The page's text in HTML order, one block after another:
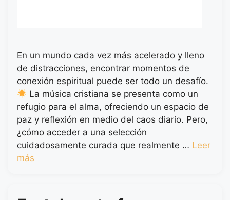
En un mundo cada vez más acelerado y lleno
de distracciones, encontrar momentos de
conexión espiritual puede ser todo un desafío.
La música cristiana se presenta como un
refugio para el alma, ofreciendo un espacio de
paz y reflexión en medio del caos diario. Pero,
¿cómo acceder a una selección
cuidadosamente curada que realmente … Leer
más